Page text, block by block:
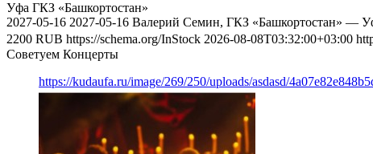
Уфа ГКЗ «Башкортостан»
2027-05-16 2027-05-16 Валерий Семин, ГКЗ «Башкортостан» —
2200 RUB https://schema.org/InStock 2026-08-08T03:32:00+03:00
Советуем Концерты
https://kudaufa.ru/image/269/250/uploads/asdasd/